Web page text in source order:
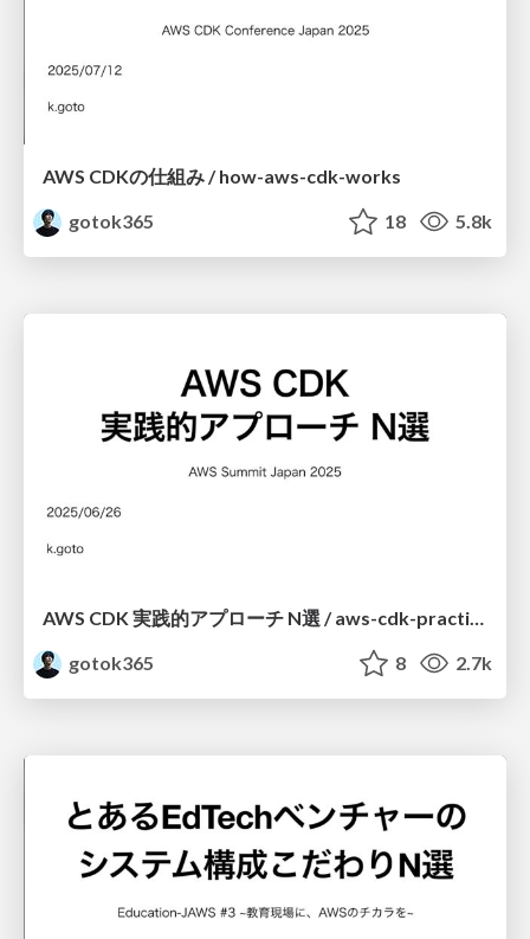
AWS CDKの仕組み / how-aws-cdk-works
gotok365
18 5.8k
AWS CDK 実践的アプローチ N選 / aws-cdk-practical-approaches
gotok365
8 2.7k